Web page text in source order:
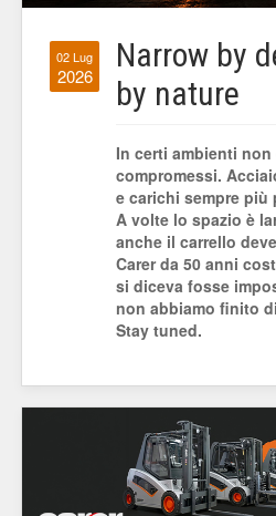
02 Lug
2026
Narrow by
by nature
In certi ambienti non
compromessi.
e carichi sempre più
A volte lo spazio è
anche il carrello
Carer da 50 anni
si diceva fosse
non abbiamo finito
Stay tuned.